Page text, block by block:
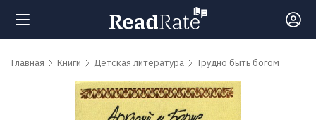
Поиск
Главная Книги Детская литература Трудно быть богом